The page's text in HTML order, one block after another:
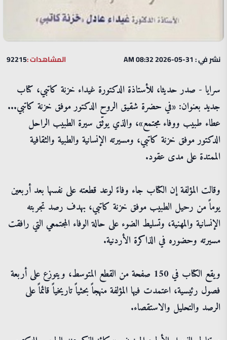
نشر في : 31-05-2026 08:32 AM المشاهدات :92215
سرايا - صدر حديثا، للأستاذة الدكتورة غيداء خزنة كاتبي، كتاب
جديد بعنوان: «في حضرة شقيق الروح الدكتور موفق خزنة كاتبي...
عطاء طبيب ووفاء مجتمع»، والذي يوثّق سيرة الطبيب الراحل
الدكتور موفق خزنة كاتبي، ومسيرته الإنسانية والطبية والثقافية
الممتدة على مدى عقود.
وقالت المؤلفة إن الكتاب جاء وفاءً لوعد قطعته على نفسها بعد أربعين
يوماً من رحيل الطبيب موفق خزنة كاتبي، بهدف رصد تجربته
الإنسانية والمهنية، وتسليط الضوء على حالة الوفاء المجتمعي التي رافقت
مسيرته وحضوره في الذاكرة الأردنية.
ويقع الكتاب في 150 صفحة من القطع المتوسط، ويتوزع على أربعة
فصول رئيسية، اعتمدت فيها المؤلفة منهجاً بحثياً تاريخياً قائماً على
الرصد والتحليل والاستقصاء.